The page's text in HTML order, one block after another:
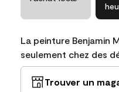
La peinture Benjamin
seulement chez des
Trouver un